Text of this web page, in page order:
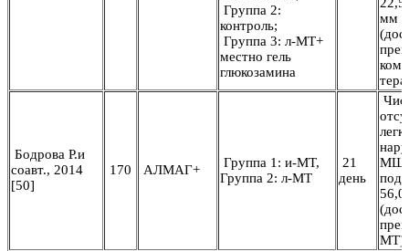
Группа 2:
контроль;
Группа 3: л-МТ+
местно гель
глюкозамина
мм
Бодрова Р.и
соавт., 2014
[50]
170 АЛМАГ+
Группа 1: и-МТ,
Группа 2: л-МТ
21
день
56,0
МТ)